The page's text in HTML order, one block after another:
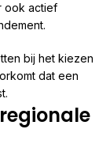
ook actief
bij het kiezen
dat een